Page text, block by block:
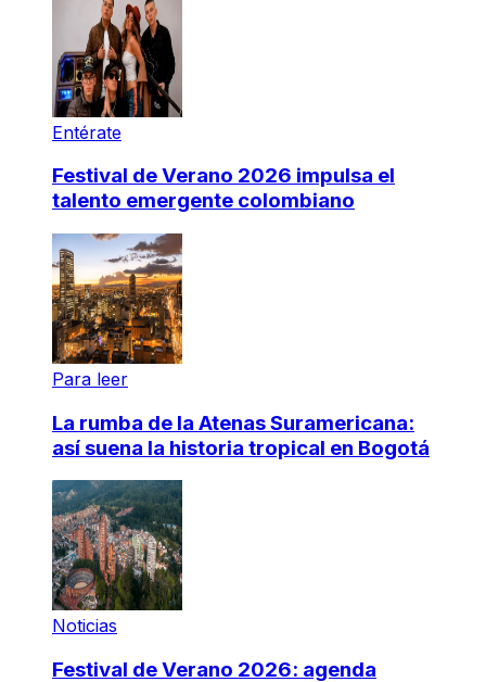
Entérate
Festival de Verano 2026 impulsa el
talento emergente colombiano
Para leer
La rumba de la Atenas Suramericana:
así suena la historia tropical en Bogotá
Noticias
Festival de Verano 2026: agenda